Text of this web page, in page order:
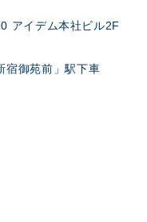
アイデム本社ビル2F
宿御苑前」駅下車